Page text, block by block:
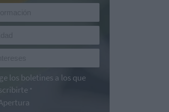
los boletines a los que
*